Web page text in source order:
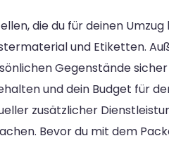
die du für deinen
und Etiketten.
Gegenstände
und dein Budget für
zusätzlicher
Bevor du mit dem